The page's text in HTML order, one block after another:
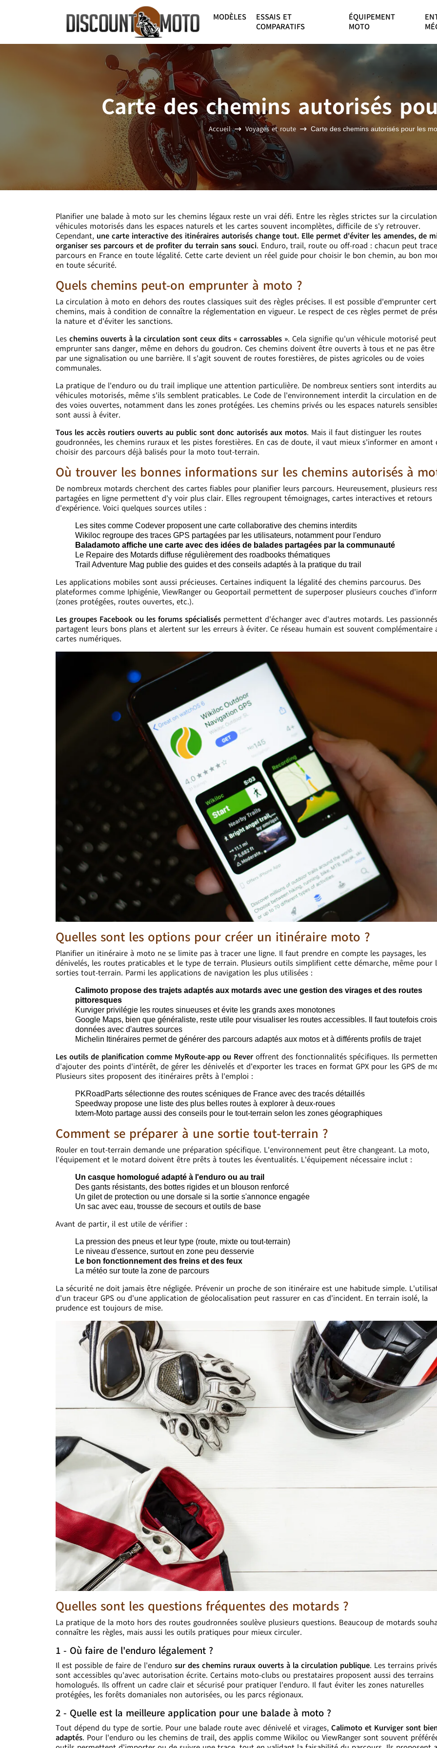
MODÈLES
ESSAIS ET
COMPARATIFS
ÉQUIPEMENT
MOTO
Carte des chemins autorisés
Accueil Voyages et route Carte des chemins autorisés pour les
Planifier une balade à moto sur les chemins légaux reste un vrai défi. Entre les règles strictes sur la
véhicules motorisés dans les espaces naturels et les cartes souvent incomplètes, difficile de s'y retrouver.
Cependant, une carte interactive des itinéraires autorisés change tout. Elle permet d'éviter les amendes, de
organiser ses parcours et de profiter du terrain sans souci. Enduro, trail, route ou off-road : chacun peut
parcours en France en toute légalité. Cette carte devient un réel guide pour choisir le bon chemin, au bon
en toute sécurité.
Quels chemins peut-on emprunter à moto ?
La circulation à moto en dehors des routes classiques suit des règles précises. Il est possible d'emprunter
chemins, mais à condition de connaître la réglementation en vigueur. Le respect de ces règles permet de
la nature et d'éviter les sanctions.
Les chemins ouverts à la circulation sont ceux dits « carrossables ». Cela signifie qu'un véhicule motorisé
emprunter sans danger, même en dehors du goudron. Ces chemins doivent être ouverts à tous et ne pas être
par une signalisation ou une barrière. Il s'agit souvent de routes forestières, de pistes agricoles ou de voies
communales.
La pratique de l'enduro ou du trail implique une attention particulière. De nombreux sentiers sont interdits
véhicules motorisés, même s'ils semblent praticables. Le Code de l'environnement interdit la circulation en
des voies ouvertes, notamment dans les zones protégées. Les chemins privés ou les espaces naturels
sont aussi à éviter.
Tous les accès routiers ouverts au public sont donc autorisés aux motos. Mais il faut distinguer les routes
goudronnées, les chemins ruraux et les pistes forestières. En cas de doute, il vaut mieux s'informer en amont
choisir des parcours déjà balisés pour la moto tout-terrain.
Où trouver les bonnes informations sur les chemins autorisés à
De nombreux motards cherchent des cartes fiables pour planifier leurs parcours. Heureusement, plusieurs
partagées en ligne permettent d'y voir plus clair. Elles regroupent témoignages, cartes interactives et retours
d'expérience. Voici quelques sources utiles :
Les sites comme Codever proposent une carte collaborative des chemins interdits
Wikiloc regroupe des traces GPS partagées par les utilisateurs, notamment pour l'enduro
Baladamoto affiche une carte avec des idées de balades partagées par la communauté
Le Repaire des Motards diffuse régulièrement des roadbooks thématiques
Trail Adventure Mag publie des guides et des conseils adaptés à la pratique du trail
Les applications mobiles sont aussi précieuses. Certaines indiquent la légalité des chemins parcourus. Des
plateformes comme Iphigénie, ViewRanger ou Geoportail permettent de superposer plusieurs couches
(zones protégées, routes ouvertes, etc.).
Les groupes Facebook ou les forums spécialisés permettent d'échanger avec d'autres motards. Les passionnés
partagent leurs bons plans et alertent sur les erreurs à éviter. Ce réseau humain est souvent complémentaire
cartes numériques.
Quelles sont les options pour créer un itinéraire moto ?
Planifier un itinéraire à moto ne se limite pas à tracer une ligne. Il faut prendre en compte les paysages, les
dénivelés, les routes praticables et le type de terrain. Plusieurs outils simplifient cette démarche, même pour
sorties tout-terrain. Parmi les applications de navigation les plus utilisées :
Calimoto propose des trajets adaptés aux motards avec une gestion des virages et des routes
pittoresques
Kurviger privilégie les routes sinueuses et évite les grands axes monotones
Google Maps, bien que généraliste, reste utile pour visualiser les routes accessibles. Il faut toutefois
données avec d'autres sources
Michelin Itinéraires permet de générer des parcours adaptés aux motos et à différents profils de trajet
Les outils de planification comme MyRoute-app ou Rever offrent des fonctionnalités spécifiques. Ils
d'ajouter des points d'intérêt, de gérer les dénivelés et d'exporter les traces en format GPX pour les GPS de
Plusieurs sites proposent des itinéraires prêts à l'emploi :
PKRoadParts sélectionne des routes scéniques de France avec des tracés détaillés
Speedway propose une liste des plus belles routes à explorer à deux-roues
Ixtem-Moto partage aussi des conseils pour le tout-terrain selon les zones géographiques
Comment se préparer à une sortie tout-terrain ?
Rouler en tout-terrain demande une préparation spécifique. L'environnement peut être changeant. La moto,
l'équipement et le motard doivent être prêts à toutes les éventualités. L'équipement nécessaire inclut :
Un casque homologué adapté à l'enduro ou au trail
Des gants résistants, des bottes rigides et un blouson renforcé
Un gilet de protection ou une dorsale si la sortie s'annonce engagée
Un sac avec eau, trousse de secours et outils de base
Avant de partir, il est utile de vérifier :
La pression des pneus et leur type (route, mixte ou tout-terrain)
Le niveau d'essence, surtout en zone peu desservie
Le bon fonctionnement des freins et des feux
La météo sur toute la zone de parcours
La sécurité ne doit jamais être négligée. Prévenir un proche de son itinéraire est une habitude simple.
d'un traceur GPS ou d'une application de géolocalisation peut rassurer en cas d'incident. En terrain isolé, la
prudence est toujours de mise.
Quelles sont les questions fréquentes des motards ?
La pratique de la moto hors des routes goudronnées soulève plusieurs questions. Beaucoup de motards
connaître les règles, mais aussi les outils pratiques pour mieux circuler.
1 - Où faire de l'enduro légalement ?
Il est possible de faire de l'enduro sur des chemins ruraux ouverts à la circulation publique. Les terrains
sont accessibles qu'avec autorisation écrite. Certains moto-clubs ou prestataires proposent aussi des terrains
homologués. Ils offrent un cadre clair et sécurisé pour pratiquer l'enduro. Il faut éviter les zones naturelles
protégées, les forêts domaniales non autorisées, ou les parcs régionaux.
2 - Quelle est la meilleure application pour une balade à moto ?
Tout dépend du type de sortie. Pour une balade route avec dénivelé et virages, Calimoto et Kurviger sont
adaptés. Pour l'enduro ou les chemins de trail, des applis comme Wikiloc ou ViewRanger sont souvent